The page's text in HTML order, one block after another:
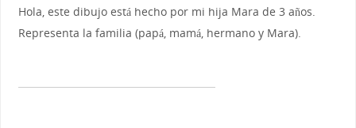
Hola, este dibujo está hecho por mi hija Mara de 3 años.
Representa la familia (papá, mamá, hermano y Mara).